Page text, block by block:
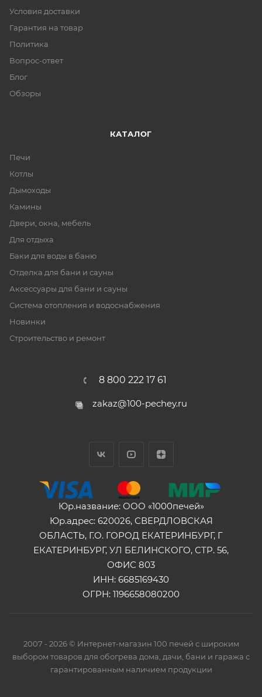
Условия доставки
Гарантия на товар
Политика
Вопрос-ответ
Блог
Обзоры
КАТАЛОГ
Печи
Котлы
Дымоходы
Камины
Двери, окна, мебель
Для отдыха
Баки для воды в баню
Отделка для бани и сауны
Аксессуары для бани и сауны
Система отопления и водоснабжения
Новинки
Строительство и ремонт
8 800 222 17 61
zakaz@100-pechey.ru
Юр.название: ООО «1000печей»
Юр.адрес: 620026, СВЕРДЛОВСКАЯ
ОБЛАСТЬ, Г.О. ГОРОД ЕКАТЕРИНБУРГ, Г
ЕКАТЕРИНБУРГ, УЛ БЕЛИНСКОГО, СТР. 56,
ОФИС 803
ИНН: 6685169430
ОГРН: 1196658080200
2007 - 2026 © Интернет-магазин 100 печей с широким
выбором товаров для обогрева дома, дачи, бани и гаража с
гарантированным наличием продукции